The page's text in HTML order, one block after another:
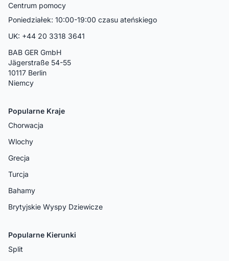
Centrum pomocy
Poniedziałek: 10:00-19:00 czasu ateńskiego
UK: +44 20 3318 3641
BAB GER GmbH
Jägerstraße 54-55
10117 Berlin
Niemcy
Popularne Kraje
Chorwacja
Wlochy
Grecja
Turcja
Bahamy
Brytyjskie Wyspy Dziewicze
Popularne Kierunki
Split